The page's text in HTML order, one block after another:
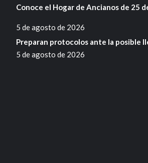
Conoce el Hogar de Ancianos de 25
5 de agosto de 2026
Preparan protocolos ante la posible
5 de agosto de 2026